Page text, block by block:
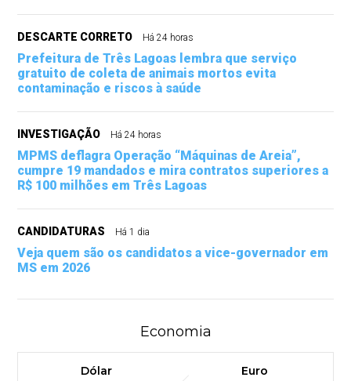
DESCARTE CORRETO Há 24 horas
Prefeitura de Três Lagoas lembra que serviço
gratuito de coleta de animais mortos evita
contaminação e riscos à saúde
INVESTIGAÇÃO Há 24 horas
MPMS deflagra Operação “Máquinas de Areia”,
cumpre 19 mandados e mira contratos superiores a
R$ 100 milhões em Três Lagoas
CANDIDATURAS Há 1 dia
Veja quem são os candidatos a vice-governador em
MS em 2026
Economia
Dólar
Euro